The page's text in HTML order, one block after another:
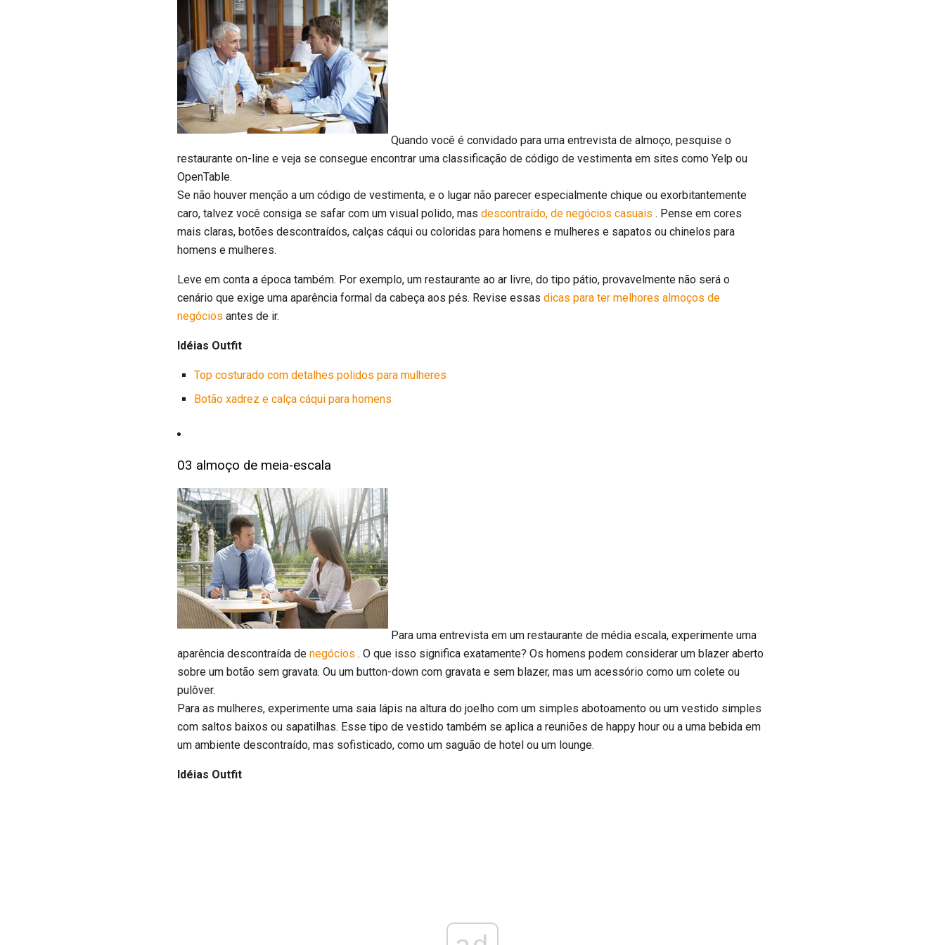
Quando você é convidado para uma entrevista de almoço, pesquise o
restaurante on-line e veja se consegue encontrar uma classificação de código de vestimenta em sites como Yelp ou
OpenTable.
Se não houver menção a um código de vestimenta, e o lugar não parecer especialmente chique ou exorbitantemente
caro, talvez você consiga se safar com um visual polido, mas descontraído, de negócios casuais . Pense em cores
mais claras, botões descontraídos, calças cáqui ou coloridas para homens e mulheres e sapatos ou chinelos para
homens e mulheres.
Leve em conta a época também. Por exemplo, um restaurante ao ar livre, do tipo pátio, provavelmente não será o
cenário que exige uma aparência formal da cabeça aos pés. Revise essas dicas para ter melhores almoços de
negócios antes de ir.
Idéias Outfit
Top costurado com detalhes polidos para mulheres
Botão xadrez e calça cáqui para homens
03 almoço de meia-escala
Para uma entrevista em um restaurante de média escala, experimente uma
aparência descontraída de negócios . O que isso significa exatamente? Os homens podem considerar um blazer aberto
sobre um botão sem gravata. Ou um button-down com gravata e sem blazer, mas um acessório como um colete ou
pulôver.
Para as mulheres, experimente uma saia lápis na altura do joelho com um simples abotoamento ou um vestido simples
com saltos baixos ou sapatilhas. Esse tipo de vestido também se aplica a reuniões de happy hour ou a uma bebida em
um ambiente descontraído, mas sofisticado, como um saguão de hotel ou um lounge.
Idéias Outfit